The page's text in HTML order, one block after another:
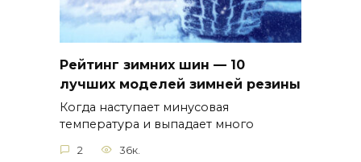
Рейтинг зимних шин — 10
лучших моделей зимней резины
Когда наступает минусовая
температура и выпадает много
2 36к.